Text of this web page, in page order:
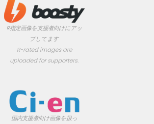
R指定画像を支援者向けにアッ
プしてます
R-rated images are
uploaded for supporters.
国内支援者向け画像を扱っ